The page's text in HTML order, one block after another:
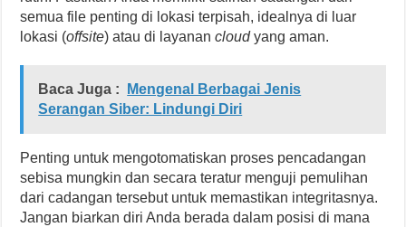
semua file penting di lokasi terpisah, idealnya di luar
lokasi (offsite) atau di layanancloudyang aman.
Baca Juga :
Mengenal Berbagai Jenis
Serangan Siber: Lindungi Diri
Penting untuk mengotomatiskan proses pencadangan
sebisa mungkin dan secara teratur menguji pemulihan
dari cadangan tersebut untuk memastikan integritasnya.
Jangan biarkan diri Anda berada dalam posisi di mana